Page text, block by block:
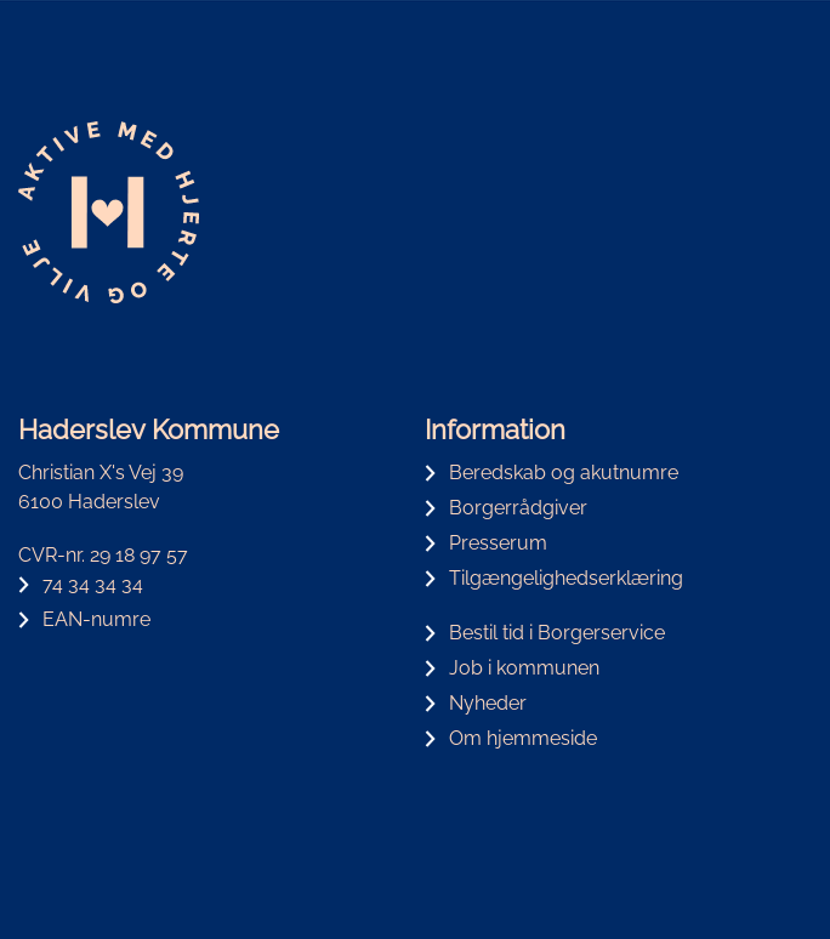
Haderslev Kommune
Christian X's Vej 39
6100 Haderslev
CVR-nr. 29 18 97 57
74 34 34 34
EAN-numre
Information
Beredskab og akutnumre
Borgerrådgiver
Presserum
Tilgængelighedserklæring
Bestil tid i Borgerservice
Job i kommunen
Nyheder
Om hjemmeside